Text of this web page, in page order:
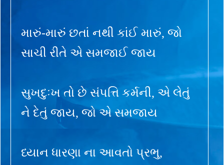
મારું-મારું છતાં નથી કાંઈ મારું, જો
સાચી રીતે એ સમજાઈ જાય
સુખદુઃખ તો છે સંપત્તિ કર્મની, એ લેતું
ને દેતું જાય, જો એ સમજાય
ધ્યાન ધારણા ના આવતો પ્રભુ,